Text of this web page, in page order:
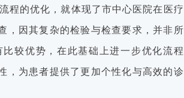
程的优化，就体现了市中心医院在医疗
，因其复杂的检验与检查要求，并非所
较优势，在此基础上进一步优化流程
，为患者提供了更加个性化与高效的诊